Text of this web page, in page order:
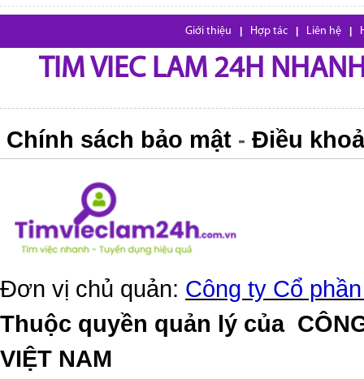
Giới thiệu Hợp tác Liên hệ
TIM VIEC LAM 24H
Chính sách bảo mật - Điều
Đơn vị chủ quản: Công ty Cổ
Thuộc quyền quản lý của
VIỆT NAM